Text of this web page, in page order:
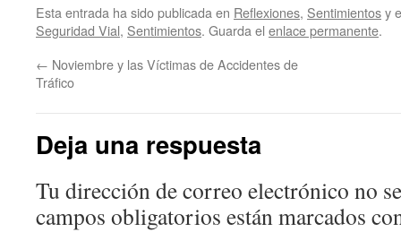
Esta entrada ha sido publicada en Reflexiones, Sentimientosy
Seguridad Vial, Sentimientos. Guarda el enlace permanente.
← Noviembre y las Víctimas de Accidentes de
Tráfico
Deja una respuesta
Tu dirección de correo electrónico no
campos obligatorios están marcados